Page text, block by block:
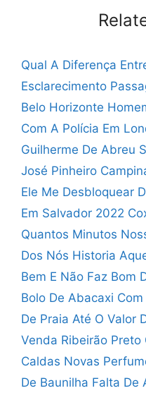
Qual A Diferença
Esclarecimento
Belo Horizonte
Com A Polícia Em
Guilherme De Abreu
José Pinheiro
Ele Me Desbloquear
Em Salvador 2022
Quantos Minutos
Dos Nós Historia
Bem E Não Faz Bom
Bolo De Abacaxi
De Praia Até O Valor
Venda Ribeirão Preto
Caldas Novas
De Baunilha Falta De